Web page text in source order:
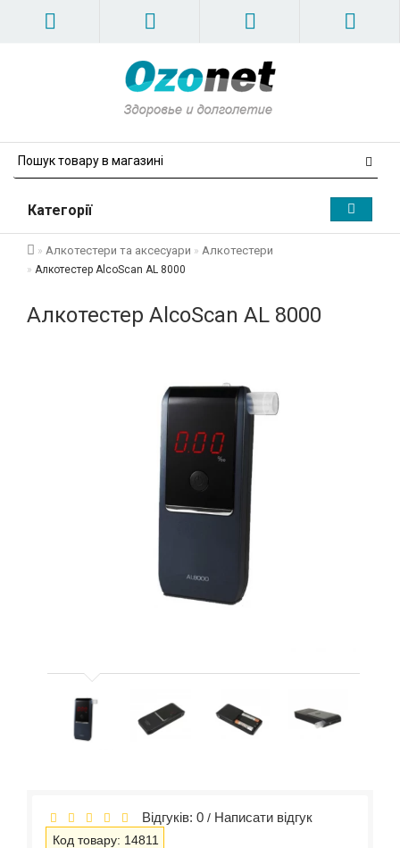
Категорії
Алкотестери та аксесуари Алкотестери
Алкотестер AlcoScan AL 8000
Алкотестер AlcoScan AL 8000
Відгуків: 0 / Написати відгук
Код товару: 14811